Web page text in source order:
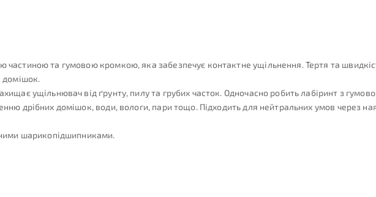
та гумовою кромкою, яка забезпечує контактне ущільнення. Тертя та
домішок.
ущільнювач від ґрунту, пилу та грубих часток. Одночасно робить лабіринт з
дрібних домішок, води, вологи, пари тощо. Підходить для нейтральних умов через
шарикопідшипниками.